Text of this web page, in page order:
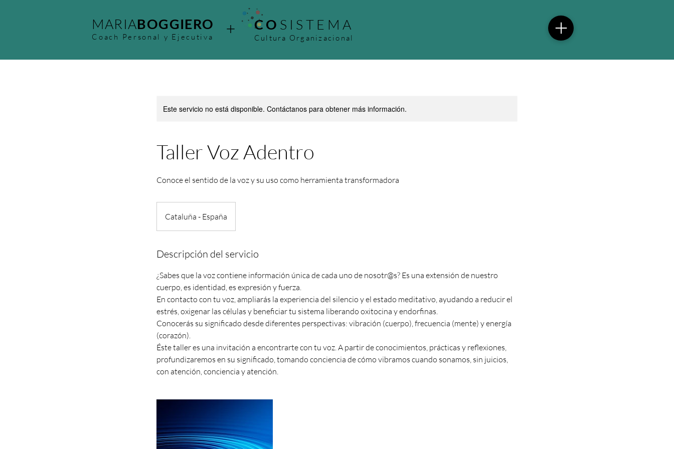
MARIABOGGIERO
Coach Personal y Ejecutiva + CO SISTEMA
Cultura Organizacional
Este servicio no está disponible. Contáctanos para obtener más información.
Taller Voz Adentro
Conoce el sentido de la voz y su uso como herramienta transformadora
Cataluña - España
Descripción del servicio
¿Sabes que la voz contiene información única de cada uno de nosotr@s? Es una extensión de nuestro
cuerpo, es identidad, es expresión y fuerza.
En contacto con tu voz, ampliarás la experiencia del silencio y el estado meditativo, ayudando a reducir el
estrés, oxigenar las células y beneficiar tu sistema liberando oxitocina y endorfinas.
Conocerás su significado desde diferentes perspectivas: vibración (cuerpo), frecuencia (mente) y energía
(corazón).
Éste taller es una invitación a encontrarte con tu voz. A partir de conocimientos, prácticas y reflexiones,
profundizaremos en su significado, tomando conciencia de cómo vibramos cuando sonamos, sin juicios,
con atención, conciencia y atención.